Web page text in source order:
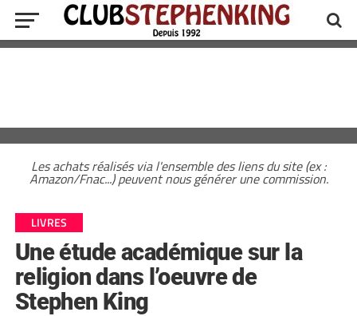
Les achats réalisés via l'ensemble des liens du site (ex :
Amazon/Fnac...) peuvent nous générer une commission.
LIVRES
Une étude académique sur la
religion dans l’oeuvre de
Stephen King